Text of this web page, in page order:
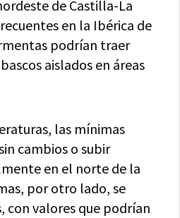
de Castilla-La
en la Ibérica de
podrían traer
aislados en áreas
las mínimas
cambios o subir
en el norte de la
por otro lado, se
con valores que podrían